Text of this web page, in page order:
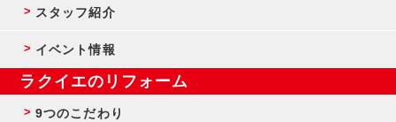
スタッフ紹介
イベント情報
ラクイエのリフォーム
9つのこだわり